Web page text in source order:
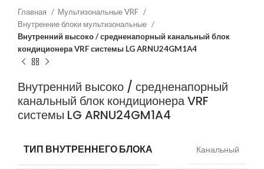
Главная
Мультизональные VRF
Внутренние блоки мультизональные
Внутренний высоко / средненапорный канальный блок
кондиционера VRF системы LG ARNU24GM1A4
Внутренний высоко / средненапорный
канальный блок кондиционера VRF
системы LG ARNU24GM1A4
ТИП ВНУТРЕННЕГО БЛОКА Канальный